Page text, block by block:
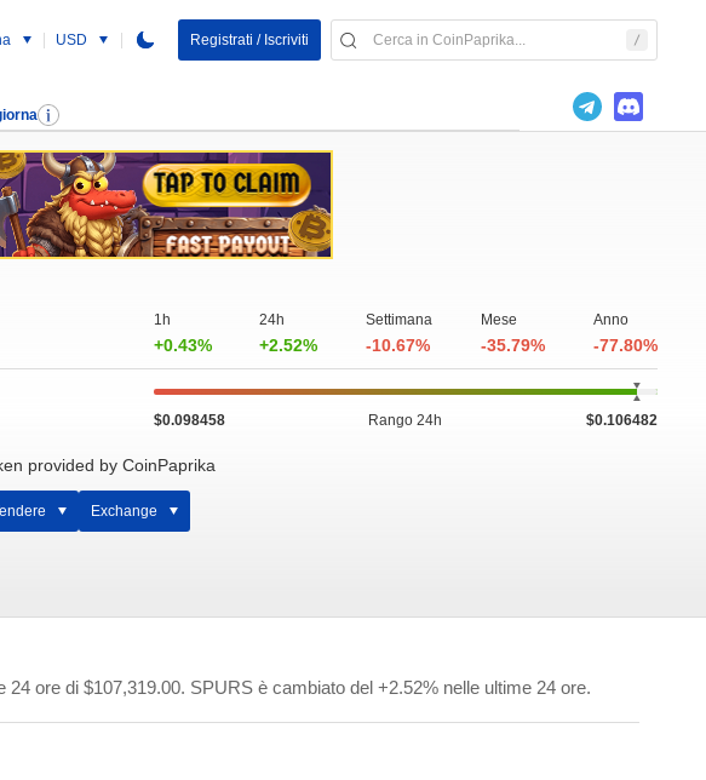
USD Registrati / Iscriviti
1h
+0.43%
24h
+2.52%
Settimana
-10.67%
Mese
-35.79%
Anno
-77.80%
$0.098458 Rango 24h $0.106482
provided by CoinPaprika
Exchange
24 ore di $107,319.00. SPURS è cambiato del +2.52% nelle ultime 24 ore.